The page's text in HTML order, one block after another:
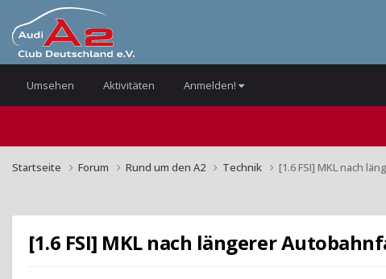
Umsehen Aktivitäten Anmelden!
Startseite Forum Rund um den A2 Technik [1.6 FSI] MKL nach
[1.6 FSI] MKL nach längerer